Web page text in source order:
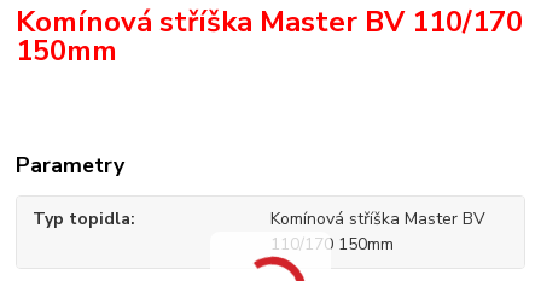
Komínová stříška Master BV 110/170
150mm
Parametry
Typ topidla
Komínová stříška Master BV
110/170 150mm